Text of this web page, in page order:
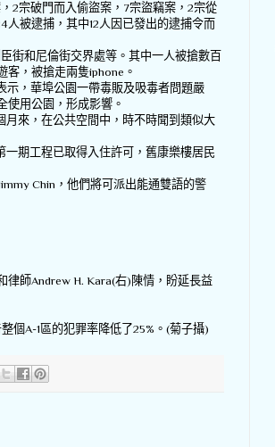
2宗破門而入偷盜案， 7宗盜竊案， 2宗從
人被逮捕，其中12人因已發出的逮捕令而
街和尼倫街交界處等。其中一人被搶數百
客，被搶走兩隻iphone 。
示，華埠公園一帶毒販及吸毒者問題嚴
使用公園，形成影響。
來，在公共空間中，時不時聞到類似大
期工程已取得入住許可，舊康樂樓居民
Chin ，他們將可派出能通雙語的警
律師Andrew H. Kara(右) 陳情，盼延長益
個A-1區的犯罪率降低了25% 。 (菊子攝)